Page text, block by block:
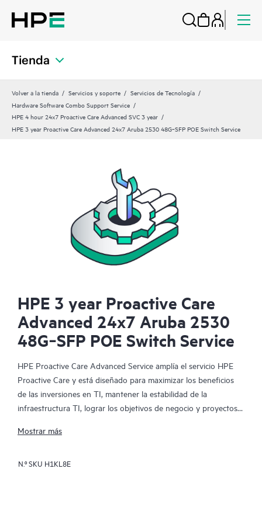
Tienda
Volver a la tienda Servicios y soporte
Servicios de Tecnología
Hardware Software Combo Support Service
HPE 4 hour 24x7 Proactive Care Advanced SVC 3 year
HPE 3 year Proactive Care Advanced 24x7 Aruba 2530 48G‑SFP POE Switch Service
HPE 3 year Proactive Care
Advanced 24x7 Aruba 2530
48G‑SFP POE Switch Service
HPE Proactive Care Advanced Service amplía el servicio HPE
Proactive Care y está diseñado para maximizar los beneficios
de las inversiones en TI, mantener la estabilidad de la
infraestructura TI, lograr los objetivos de negocio y proyectos
para que se ocupe de otras tareas prioritarias. Tu gerente de
asesoramiento técnico y operativo personalizado, incluyendo
Mostrar más
N.º SKU H1KL8E